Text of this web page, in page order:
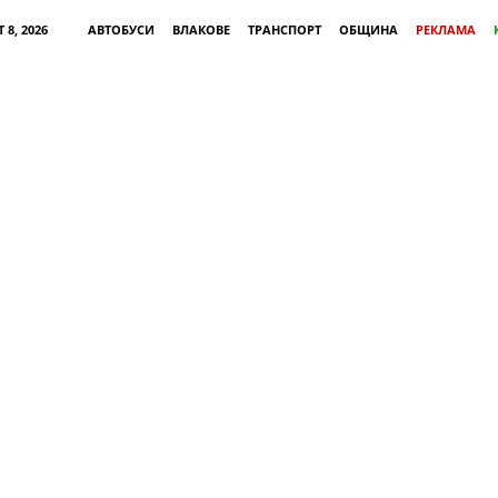
2026 АВТОБУСИ ВЛАКОВЕ ТРАНСПОРТ ОБЩИНА РЕКЛАМА